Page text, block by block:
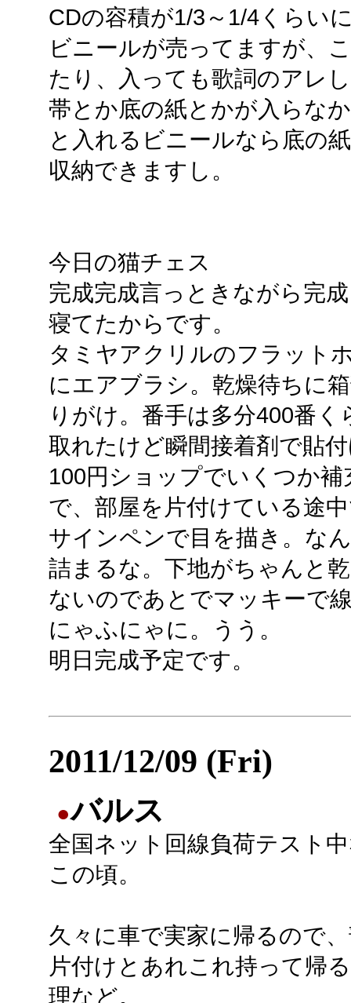
CDの容積が1/3～1/4くらい
ビニールが売ってますが、
たり、入っても歌詞のアレ
帯とか底の紙とかが入らな
と入れるビニールなら底の
収納できますし。
今日の猫チェス
完成完成言っときながら完
寝てたからです。
タミヤアクリルのフラット
にエアブラシ。乾燥待ちに
りがけ。番手は多分400番
取れたけど瞬間接着剤で貼
100円ショップでいくつか
で、部屋を片付けている途
サインペンで目を描き。な
詰まるな。下地がちゃんと
ないのであとでマッキーで
にゃふにゃに。うう。
明日完成予定です。
2011/12/09 (Fri)
●バルス
全国ネット回線負荷テスト
この頃。
久々に車で実家に帰るので
片付けとあれこれ持って帰
理など。